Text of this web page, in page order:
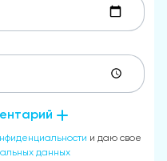
и даю свое
данных